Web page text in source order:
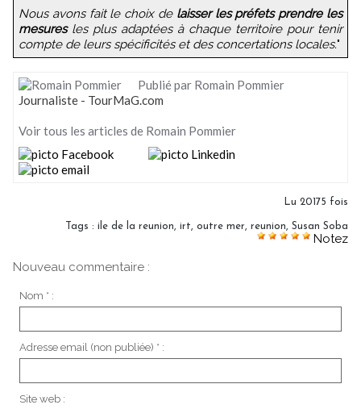
Nous avons fait le choix de laisser les préfets prendre les
mesuresles plus adaptées à chaque territoire pour tenir
compte de leurs spécificités et des concertations locales."
Publié par Romain Pommier
Journaliste - TourMaG.com
Voir tous les articles de Romain Pommier
Lu 20175 fois
Tags : ile de la reunion, irt, outre mer, reunion, Susan Soba
Notez
Nouveau commentaire :
Nom * :
Adresse email (non publiée) * :
Site web :